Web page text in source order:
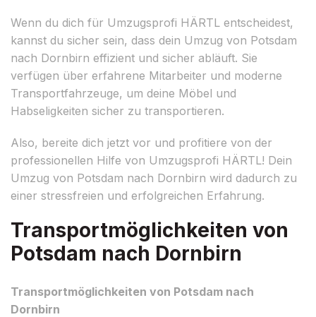
Wenn du dich für Umzugsprofi HÄRTL entscheidest,
kannst du sicher sein, dass dein Umzug von Potsdam
nach Dornbirn effizient und sicher abläuft. Sie
verfügen über erfahrene Mitarbeiter und moderne
Transportfahrzeuge, um deine Möbel und
Habseligkeiten sicher zu transportieren.
Also, bereite dich jetzt vor und profitiere von der
professionellen Hilfe von Umzugsprofi HÄRTL! Dein
Umzug von Potsdam nach Dornbirn wird dadurch zu
einer stressfreien und erfolgreichen Erfahrung.
Transportmöglichkeiten von
Potsdam nach Dornbirn
Transportmöglichkeiten von Potsdam nach
Dornbirn